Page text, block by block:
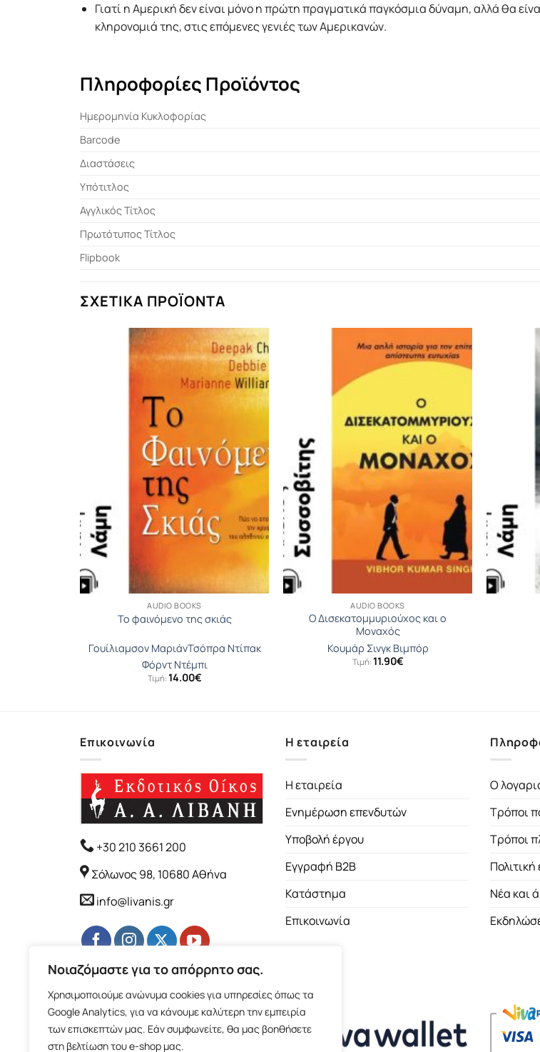
Νοιαζόμαστε για το απόρρητο σας.
Χρησιμοποιούμε ανώνυμα cookies για υπηρεσίες όπως τα
Google Analytics, για να κάνουμε καλύτερη την εμπειρία
των επισκεπτών μας. Εάν συμφωνείτε, θα μας βοηθήσετε
στη βελτίωση του e-shop μας.
Γιατί η Αμερική δεν είναι μόνο η πρώτη πραγματικά παγκόσμια δύναμη, αλλά θα
κληρονομιά της, στις επόμενες γενιές των Αμερικανών.
Πληροφορίες Προϊόντος
Ημερομηνία Κυκλοφορίας
Barcode
Διαστάσεις
Υπότιτλος
Αγγλικός Τίτλος
Πρωτότυπος Τίτλος
Flipbook
ΣΧΕΤΙΚΆ ΠΡΟΪΌΝΤΑ
AUDIO BOOKS
Το φαινόμενο της σκιάς
Γουίλιαμσον ΜαριάνΤσόπρα Ντίπακ
Φόρντ Ντέμπι
Τιμή:14.00€
AUDIO BOOKS
Ο Δισεκατοµµυριούχος και ο
Μοναχός
Κουµάρ Σινγκ Βιµπόρ
Τιμή:11.90€
Επικοινωνία
+30 210 3661 200
Σόλωνος 98, 10680 Αθήνα
info@livanis.gr
Η εταιρεία
Η εταιρεία
Ενημέρωση επενδυτών
Υποβολή έργου
Εγγραφή B2B
Κατάστημα
Επικοινωνία
Ο
Τρόποι
Τρόποι
Νέα και